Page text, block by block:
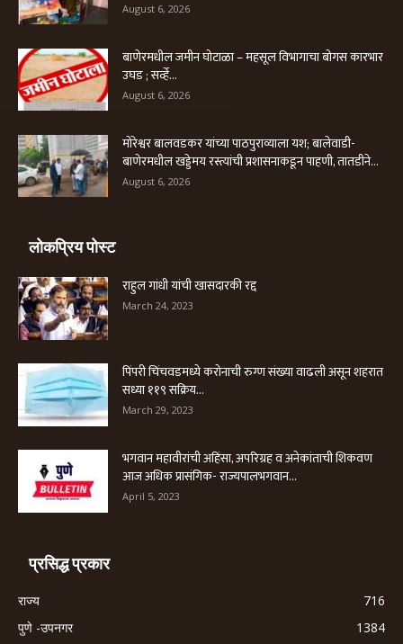
August 6, 2026
बाणेरमधील जमीन घोटाळा – महसूल विभागाचा बोगस कारभार
उघड ; सर्व्हे...
August 6, 2026
मोरेश्वर बालवडकर यांच्या पाठपुराव्याला यश; बालेवाडी-
बाणेरमधील खड्डेमय रस्त्यांची प्रशासनाकडून पाहणी, तातडीने...
August 6, 2026
लोकप्रिय पोस्ट
राहुल गांधी यांची खासदारकी रद्द
March 24, 2023
पिंपरी चिंचवडमध्ये करोनाची रुग्ण संख्या वाढली असून शहरात
सध्या ११९ सक्रिय...
March 29, 2023
भगवान महावीरांची अहिंसा, अपरिग्रह व अनेकांताची शिकवण
आज अधिक प्रासंगिक- राज्यपालभगवान...
April 5, 2023
प्रसिद्ध प्रकार
राज्य
716
पुणे -उपनगर
1384